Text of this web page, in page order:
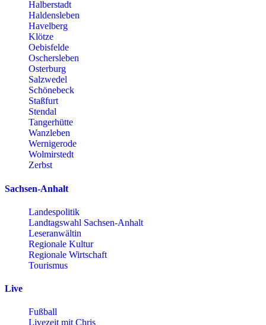
Halberstadt
Haldensleben
Havelberg
Klötze
Oebisfelde
Oschersleben
Osterburg
Salzwedel
Schönebeck
Staßfurt
Stendal
Tangerhütte
Wanzleben
Wernigerode
Wolmirstedt
Zerbst
Sachsen-Anhalt
Landespolitik
Landtagswahl Sachsen-Anhalt
Leseranwältin
Regionale Kultur
Regionale Wirtschaft
Tourismus
Live
Fußball
Livezeit mit Chris